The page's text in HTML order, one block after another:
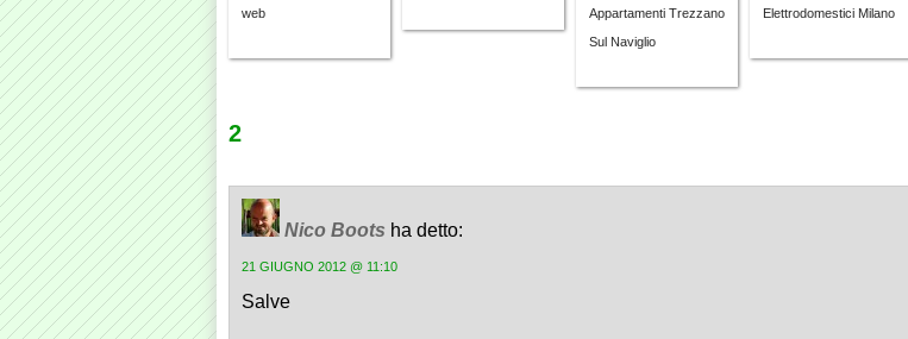
web
Appartamenti Trezzano
Sul Naviglio
Elettrodomestici Milano
2
Nico Boots ha detto:
21 GIUGNO 2012 @ 11:10
Salve